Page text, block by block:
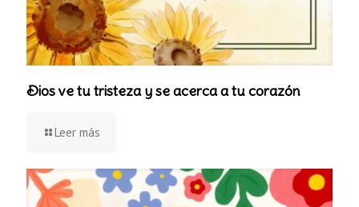
Dios ve tu tristeza y se acerca a tu corazón
Leer más